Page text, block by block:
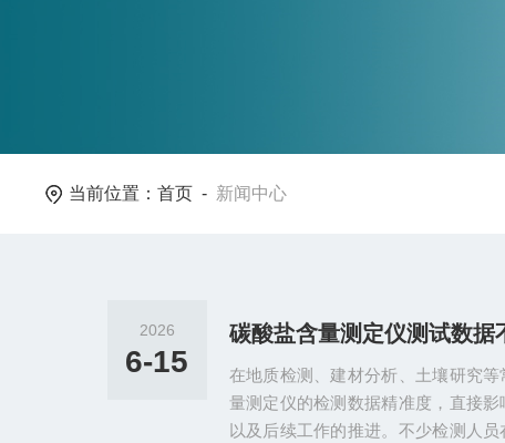
当前位置：首页 - 新闻中心
2026
6-15
在地质检测、建材分析、土壤研究
量测定仪的检测数据精准度，直接
以及后续工作的推进。不少检测人